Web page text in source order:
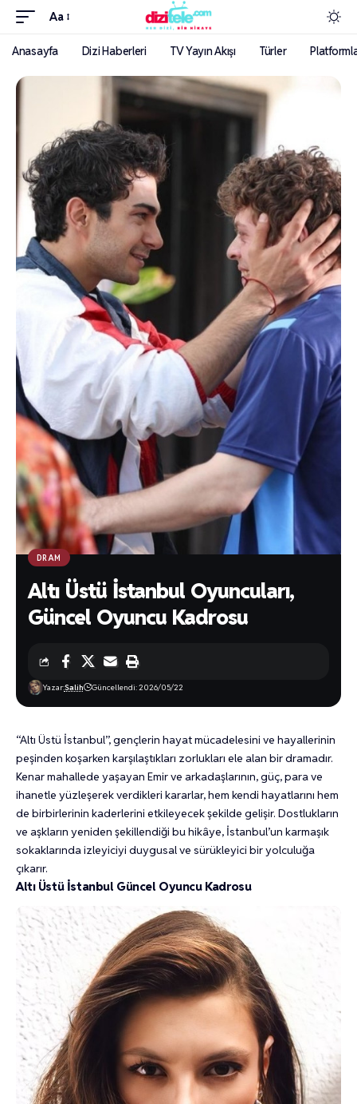
Aa
Anasayfa Dizi Haberleri TV Yayın Akışı Türler
DRAM
Altı Üstü İstanbul Oyuncuları,
Güncel Oyuncu Kadrosu
Yazar:Salih Güncellendi: 2026/05/22
“Altı Üstü İstanbul”, gençlerin hayat mücadelesini ve hayallerinin
peşinden koşarken karşılaştıkları zorlukları ele alan bir dramadır.
Kenar mahallede yaşayan Emir ve arkadaşlarının, güç, para ve
ihanetle yüzleşerek verdikleri kararlar, hem kendi hayatlarını hem
de birbirlerinin kaderlerini etkileyecek şekilde gelişir. Dostlukların
ve aşkların yeniden şekillendiği bu hikâye, İstanbul’un karmaşık
sokaklarında izleyiciyi duygusal ve sürükleyici bir yolculuğa
çıkarır.
Altı Üstü İstanbul Güncel Oyuncu Kadrosu